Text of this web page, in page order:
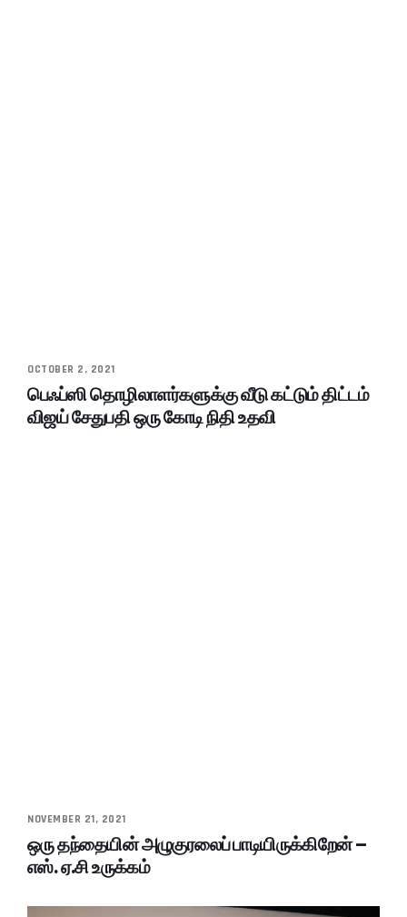
OCTOBER 2, 2021
பெஃப்ஸி தொழிலாளர்களுக்கு வீடு கட்டும் திட்டம்
விஜய் சேதுபதி ஒரு கோடி நிதி உதவி
NOVEMBER 21, 2021
ஒரு தந்தையின் அழுகுரலைப் பாடியிருக்கிறேன் –
எஸ். ஏ.சி உருக்கம்